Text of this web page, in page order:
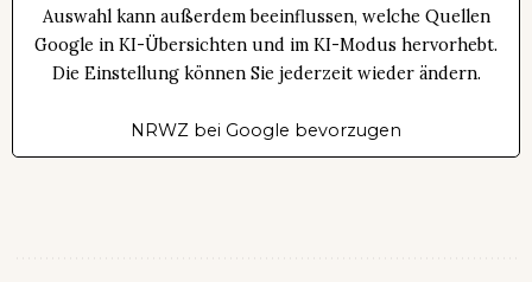
Auswahl kann außerdem beeinflussen, welche Quellen
Google in KI-Übersichten und im KI-Modus hervorhebt.
Die Einstellung können Sie jederzeit wieder ändern.
NRWZ bei Google bevorzugen